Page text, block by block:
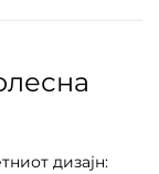
дизајн: